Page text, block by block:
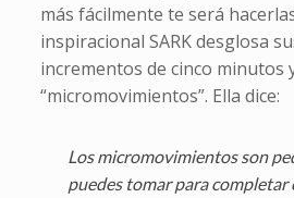
más fácilmente te será
inspiracional SARK desglosa
incrementos de cinco minutos
“micromovimientos”. Ella dice:
Los micromovimientos son
puedes tomar para completar